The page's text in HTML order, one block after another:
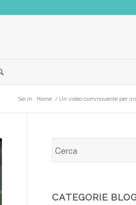
Sei in: Home / Un video commovente per
CATEGORIE